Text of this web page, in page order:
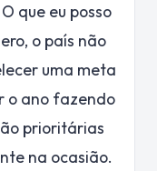
que eu posso
o país não
uma meta
o ano fazendo
prioritárias
na ocasião.